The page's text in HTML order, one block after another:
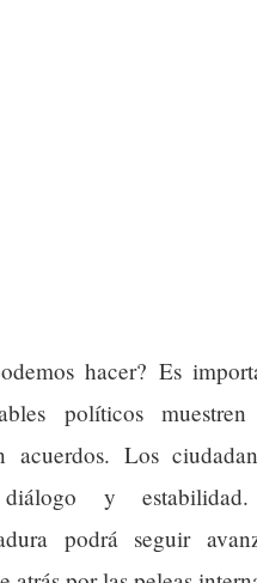
hacer? Es
políticos
acuerdos. Los
y
podrá seguir